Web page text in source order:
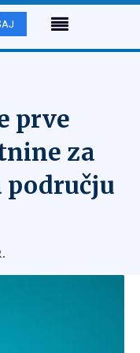
prve
za
području